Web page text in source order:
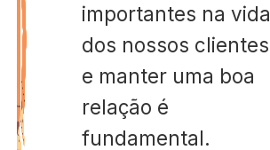
importantes na vida
dos nossos clientes
e manter uma boa
relação é
fundamental.